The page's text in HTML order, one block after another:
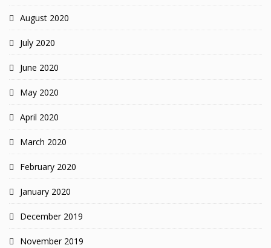
August 2020
July 2020
June 2020
May 2020
April 2020
March 2020
February 2020
January 2020
December 2019
November 2019